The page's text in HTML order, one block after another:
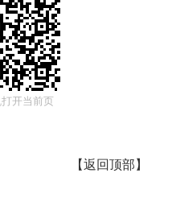
开当前页
【返回顶部 】